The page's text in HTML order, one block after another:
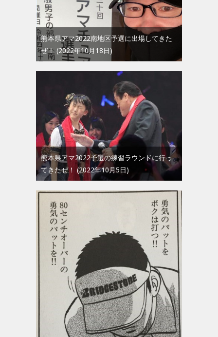
熊本県アマ2022南地区予選に出場してきた
ぜ！ 2022年10月18日
熊本県アマ2022予選の練習ラウンドに行っ
てきたぜ！
2022年10月5日